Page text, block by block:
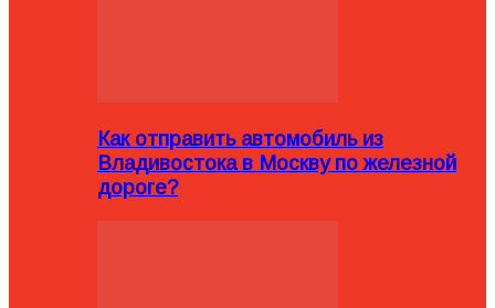
Как отправить автомобиль из
Владивостока в Москву по железной
дороге?